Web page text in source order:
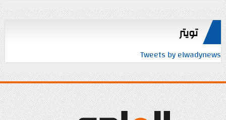
تويتر
Tweets by elwadynews